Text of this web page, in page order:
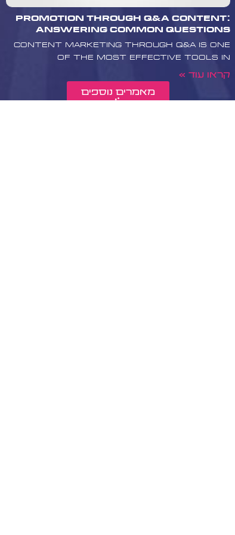
לסייע לכם
שלכם כחלק
Promotion Through Q&A Content:
Answering Common Questions
Content marketing through Q&A is one
of the most effective tools in
קראו עוד »
מאמרים נוספים